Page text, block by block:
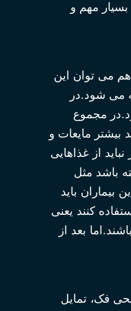
مهم و
قبلاَ باید تا 6 هفته در این وضعیت می ماندند اما در حال حاضر تا 3 هفته هم می توان این
می شود.در
مجموع
مایعات و
از غذاهایی
باشد مثل
بیماران باید
کنند یعنی
بعد از
فک، تمایل